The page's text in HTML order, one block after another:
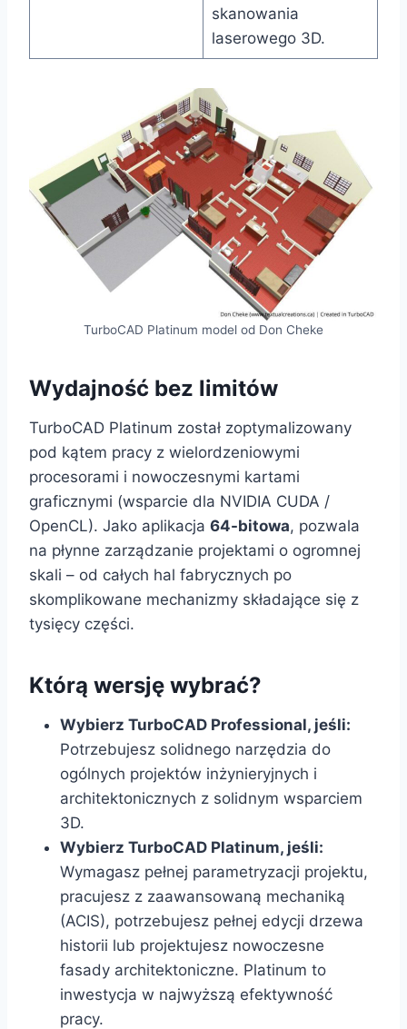
skanowania
laserowego 3D.
TurboCAD Platinum model od Don Cheke
Wydajność bez limitów
TurboCAD Platinum został zoptymalizowany
pod kątem pracy z wielordzeniowymi
procesorami i nowoczesnymi kartami
graficznymi (wsparcie dla NVIDIA CUDA /
OpenCL). Jako aplikacja 64-bitowa, pozwala
na płynne zarządzanie projektami o ogromnej
skali – od całych hal fabrycznych po
skomplikowane mechanizmy składające się z
tysięcy części.
Którą wersję wybrać?
Wybierz TurboCAD Professional, jeśli:
Potrzebujesz solidnego narzędzia do
ogólnych projektów inżynieryjnych i
architektonicznych z solidnym wsparciem
3D.
Wybierz TurboCAD Platinum, jeśli:
Wymagasz pełnej parametryzacji projektu,
pracujesz z zaawansowaną mechaniką
(ACIS), potrzebujesz pełnej edycji drzewa
historii lub projektujesz nowoczesne
fasady architektoniczne. Platinum to
inwestycja w najwyższą efektywność
pracy.